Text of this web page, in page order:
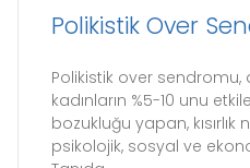
Polikistik Over
Polikistik over sendromu,
kadınların %5-10 unu
bozukluğu yapan,
psikolojik, sosyal ve